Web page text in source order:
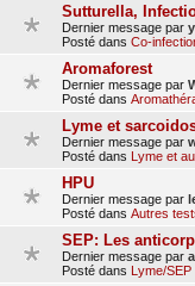
Sutturella,
Dernier message par
Posté dans Co-
Aromaforest
Dernier message par
Posté dans
Lyme et
Dernier message par
Posté dans Lyme et
HPU
Dernier message par
Posté dans Autres
SEP: Les
Dernier message par
Posté dans Lyme/SEP